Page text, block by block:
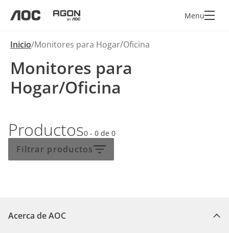
Menu
Inicio Monitores para Hogar/Oficina
Monitores para
Hogar/Oficina
Productos0 - 0 de 0
Filtrar productos
Acerca de AOC